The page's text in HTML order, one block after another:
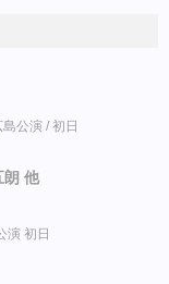
公演 / 初日
朗 他
演 初日